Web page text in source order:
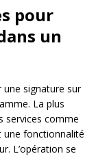
pour
un
une signature sur
La plus
services comme
fonctionnalité
L’opération se